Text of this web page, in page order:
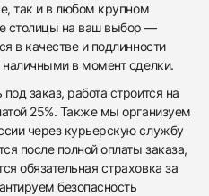
так и в любом крупном
столицы на ваш выбор —
в качестве и подлинности
наличными в момент сделки.
заказ, работа строится на
25%. Также мы организуем
через курьерскую службу
после полной оплаты заказа,
обязательная страховка за
безопасность